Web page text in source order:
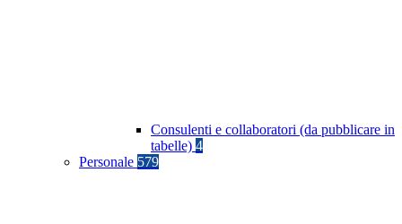
Consulenti e collaboratori (da pubblicare in
tabelle) 4
Personale 579